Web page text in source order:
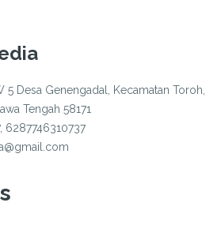
5 Desa Genengadal, Kecamatan Toroh,
Tengah 58171
6287746310737